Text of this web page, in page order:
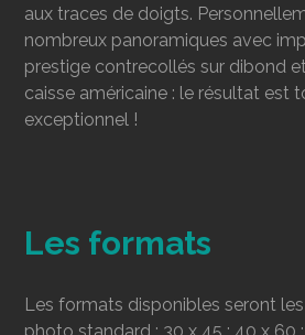
aux traces de doigts.
nombreux panoramiques avec
prestige contrecollés sur dibond
caisse américaine : le résultat est
exceptionnel !
Les formats
Les formats disponibles seront